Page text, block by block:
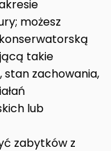
możesz
takie
stan zachowania,
lub
zabytków z